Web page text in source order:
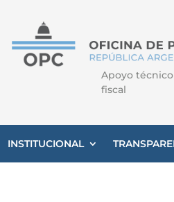
Apoyo
fiscal
INSTITUCIONAL